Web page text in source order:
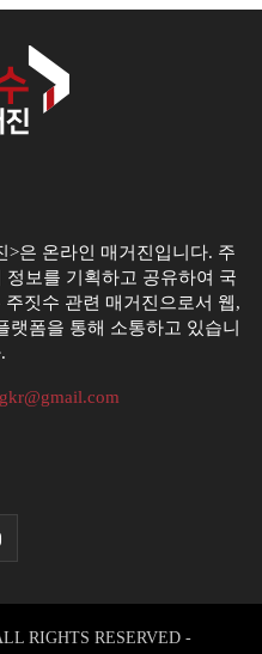
>은 온라인 매거진입니다. 주
보를 기획하고 공유하여 국
짓수 관련 매거진으로서 웹,
랫폼을 통해 소통하고 있습니
RIGHTS RESERVED -